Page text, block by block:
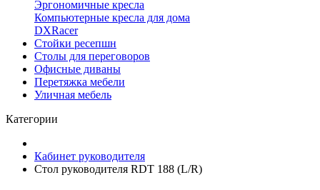
Эргономичные кресла
Компьютерные кресла для дома
DXRacer
Стойки ресепшн
Столы для переговоров
Офисные диваны
Перетяжка мебели
Уличная мебель
Категории
Кабинет руководителя
Стол руководителя RDT 188 (L/R)